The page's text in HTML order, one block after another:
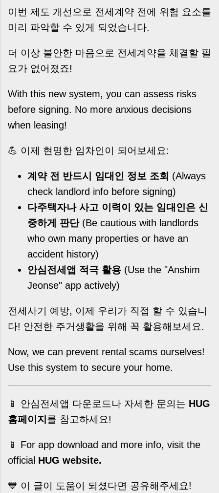
이번 제도 개선으로 전세계약 전에 위험 요소를
미리 파악할 수 있게 되었습니다.
더 이상 불안한 마음으로 전세계약을 체결할 필
요가 없어졌죠!
With this new system, you can assess risks
before signing. No more anxious decisions
when leasing!
💪 이제 현명한 임차인이 되어보세요:
계약 전 반드시 임대인 정보 조회 (Always
check landlord info before signing)
다주택자나 사고 이력이 있는 임대인은 신
중하게 판단 (Be cautious with landlords
who own many properties or have an
accident history)
안심전세앱 적극 활용 (Use the "Anshim
Jeonse" app actively)
전세사기 예방, 이제 우리가 직접 할 수 있습니
다! 안전한 주거생활을 위해 꼭 활용해보세요.
Now, we can prevent rental scams ourselves!
Use this system to secure your home.
📱 안심전세앱 다운로드나 자세한 문의는 HUG
홈페이지 를 참고하세요!
📱 For app download and more info, visit the
official HUG website.
💙 이 글이 도움이 되셨다면 공유해주세요!